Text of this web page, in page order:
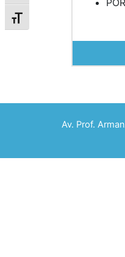
Alternar tamanho da fonte
Av. Prof.